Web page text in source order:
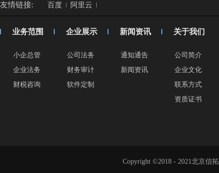
友情链接: 百度 阿里云
业务范围
小企总管
企业法务
财税咨询
企业展示
公司法务
财务审计
软件定制
新闻资讯
通知通告
新闻资讯
关于我们
公司简介
企业文化
联系方式
资质证书
Copyright ©2018 - 2021北京信